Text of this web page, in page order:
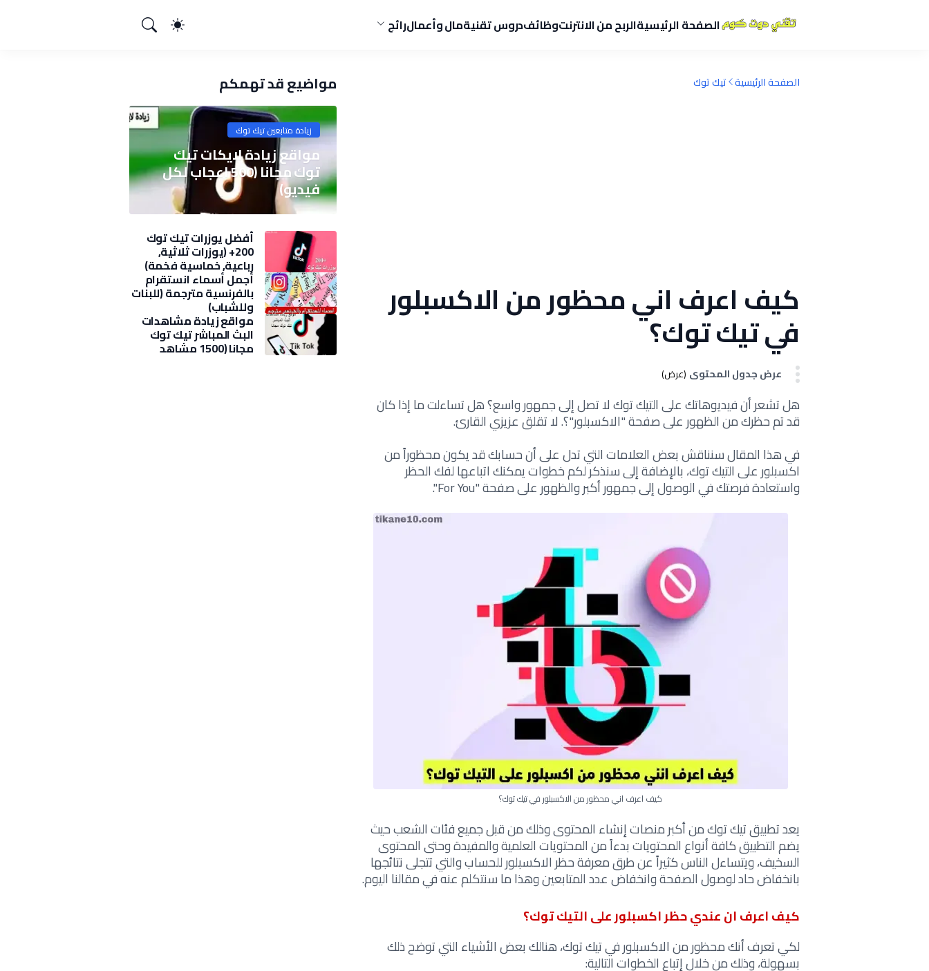
الصفحة الرئيسيةالربح من الانترنتوظائفدروس تقنيةمال وأعمالرائج
الصفحة الرئيسية تيك توك
كيف اعرف اني محظور من الاكسبلور
في تيك توك؟
عرض جدول المحتوى (عرض)
هل تشعر أن فيديوهاتك على التيك توك لا تصل إلى جمهور واسع؟ هل تساءلت ما إذا كان
قد تم حظرك من الظهور على صفحة "الاكسبلور"؟. لا تقلق عزيزي القارئ.
في هذا المقال سنناقش بعض العلامات التي تدل على أن حسابك قد يكون محظوراً من
اكسبلور على التيك توك، بالإضافة إلى سنذكر لكم خطوات يمكنك اتباعها لفك الحظر
واستعادة فرصتك في الوصول إلى جمهور أكبر والظهور على صفحة "For You".
كيف اعرف اني محظور من الاكسبلور في تيك توك؟
يعد تطبيق تيك توك من أكبر منصات إنشاء المحتوى وذلك من قبل جميع فئات الشعب حيث
يضم التطبيق كافة أنواع المحتويات بدءاً من المحتويات العلمية والمفيدة وحتى المحتوى
السخيف، ويتساءل الناس كثيراً عن طرق معرفة حظر الاكسبلور للحساب والتي تتجلى نتائجها
بانخفاض حاد لوصول الصفحة وانخفاض عدد المتابعين وهذا ما سنتكلم عنه في مقالنا اليوم.
كيف اعرف ان عندي حظر اكسبلور على التيك توك؟
لكي تعرف أنك محظور من الاكسبلور في تيك توك، هنالك بعض الأشياء التي توضحذلك
بسهولة، وذلك من خلال إتباع الخطوات التالية:
مواضيع قد تهمكم
زيادة متابعين تيك توك
مواقع زيادة لايكات تيك
توك مجانا (500 اعجاب لكل
فيديو)
أفضل يوزرات تيك توك
200+ (يوزرات ثلاثية,
رباعية, خماسية فخمة)
2025
أجمل أسماء انستقرام
بالفرنسية مترجمة (للبنات
وللشباب)
مواقع زيادة مشاهدات
البث المباشر تيك توك
مجانا (1500 مشاهد